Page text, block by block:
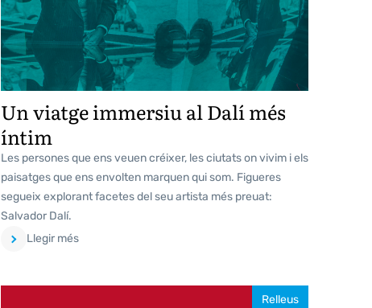
Un viatge immersiu al Dalí més
íntim
Les persones que ens veuen créixer, les ciutats on vivim i els
paisatges que ens envolten marquen qui som. Figueres
segueix explorant facetes del seu artista més preuat:
Salvador Dalí.
Llegir més
Relleus